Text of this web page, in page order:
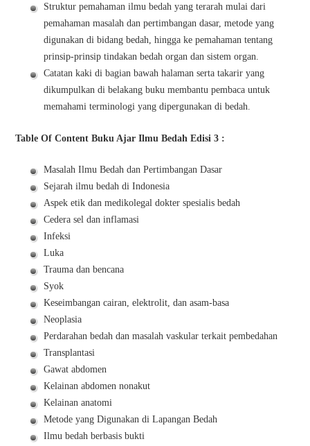
Struktur pemahaman ilmu bedah yang terarah mulai dari
pemahaman masalah dan pertimbangan dasar, metode yang
digunakan di bidang bedah, hingga ke pemahaman tentang
prinsip-prinsip tindakan bedah organ dan sistem organ.
Catatan kaki di bagian bawah halaman serta takarir yang
dikumpulkan di belakang buku membantu pembaca untuk
memahami terminologi yang dipergunakan di bedah.
Table Of Content Buku Ajar Ilmu Bedah Edisi 3 :
Masalah Ilmu Bedah dan Pertimbangan Dasar
Sejarah ilmu bedah di Indonesia
Aspek etik dan medikolegal dokter spesialis bedah
Cedera sel dan inflamasi
Infeksi
Luka
Trauma dan bencana
Syok
Keseimbangan cairan, elektrolit, dan asam-basa
Neoplasia
Perdarahan bedah dan masalah vaskular terkait pembedahan
Transplantasi
Gawat abdomen
Kelainan abdomen nonakut
Kelainan anatomi
Metode yang Digunakan di Lapangan Bedah
Ilmu bedah berbasis bukti